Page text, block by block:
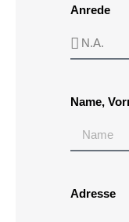
Anrede
Name,
Adresse